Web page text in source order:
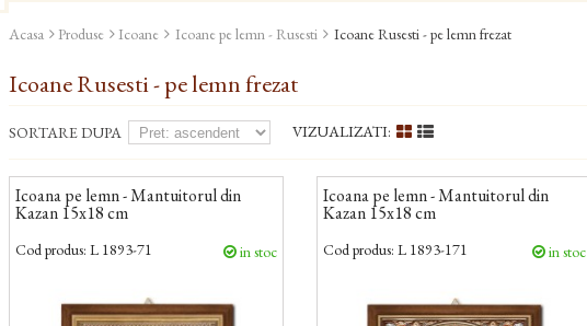
Acasa Produse Icoane Icoane pe lemn - Rusesti Icoane Rusesti - pe lemn frezat
Icoane Rusesti - pe lemn frezat
SORTARE DUPA VIZUALIZATI:
Icoana pe lemn - Mantuitorul din
Kazan 15x18 cm
Cod produs: L 1893-71 in stoc
Icoana pe lemn - Mantuitorul din
Kazan 15x18 cm
Cod produs: L 1893-171 in stoc